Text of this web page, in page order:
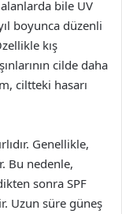
bile UV
boyunca düzenli
kış
cilde daha
ciltteki hasarı
Genellikle,
Bu nedenle,
sonra SPF
Uzun süre güneş